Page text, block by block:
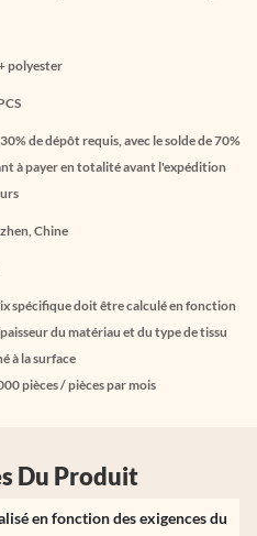
polyester
de dépôt requis, avec le solde de 70%
à payer en totalité avant l'expédition
Chine
spécifique doit être calculé en fonction
du matériau et du type de tissu
à la surface
pièces / pièces par mois
Du Produit
en fonction des exigences du